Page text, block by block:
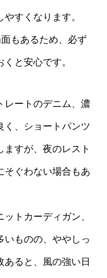
すくなります。
もあるため、必ず
と安心です。
レートのデニム、濃
く、ショートパンツ
すが、夜のレスト
そぐわない場合もあ
トカーディガン、
いものの、ややしっ
ると、風の強い日